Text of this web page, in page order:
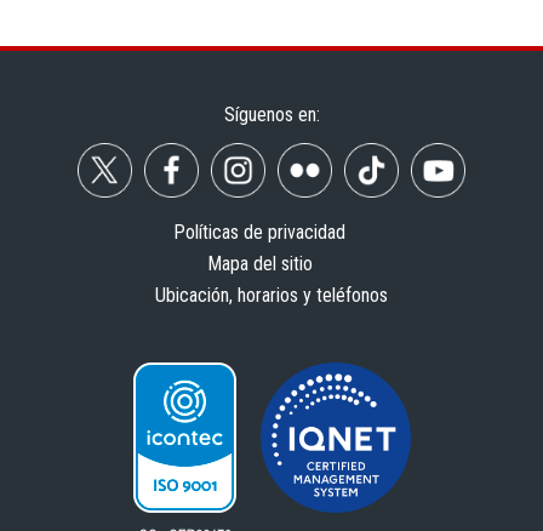
Síguenos en:
Políticas de privacidad
Mapa del sitio
Ubicación, horarios y teléfonos